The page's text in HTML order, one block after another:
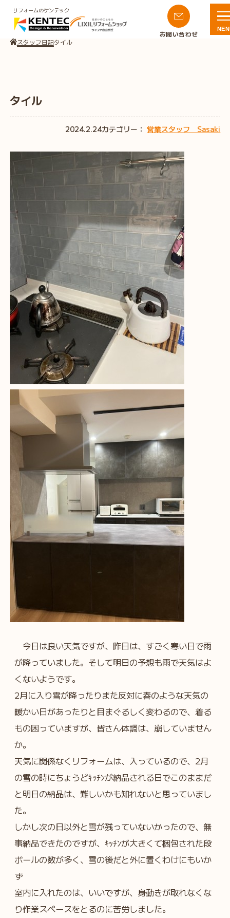
リフォームのケンテック
お問い合わせ
スタッフ日記タイル
タイル
2024.2.24カテゴリー： 営業スタッフ Sasaki
今日は良い天気ですが、昨日は、すごく寒い日で雨
が降っていました。そして明日の予想も雨で天気はよ
くないようです。
2月に入り雪が降ったりまた反対に春のような天気の
暖かい日があったりと目まぐるしく変わるので、着る
もの困っていますが、皆さん体調は、崩していません
か。
天気に関係なくリフォームは、入っているので、2月
の雪の時にちょうどｷｯﾁﾝが納品される日でこのままだ
と明日の納品は、難しいかも知れないと思っていまし
た。
しかし次の日以外と雪が残っていないかったので、無
事納品できたのですが、ｷｯﾁﾝが大きくて梱包された段
ボールの数が多く、雪の後だと外に置くわけにもいか
ず
室内に入れたのは、いいですが、身動きが取れなくな
り作業スペースをとるのに苦労しました。